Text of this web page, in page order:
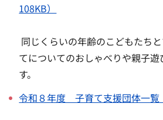
108KB）
同じくらいの年齢のこどもたち
てについてのおしゃべりや親子
す。
令和８年度 子育て支援団体一覧